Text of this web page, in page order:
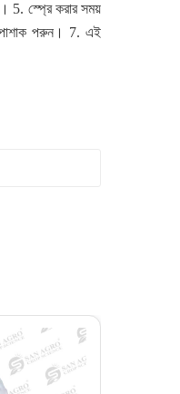
5. স্প্রে করার সময়
পরুন। 7. এই